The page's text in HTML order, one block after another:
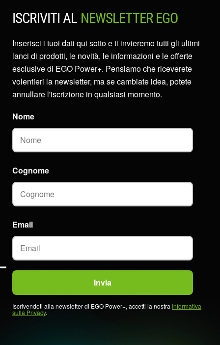
ISCRIVITI AL NEWSLETTER EGO
Inserisci i tuoi dati qui sotto e ti invieremo tutti gli ultimi
lanci di prodotti, le novità, le informazioni e le offerte
esclusive di EGO Power+. Pensiamo che riceverete
volentieri la newsletter, ma se cambiate idea, potete
annullare l'iscrizione in qualsiasi momento.
Email
Nome
Cognome
Iscrivendoti alla newsletter di EGO Power+, accetti la nostra Informativa
sulla Privacy.